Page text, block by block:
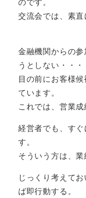
交流会では、素直
金融機関からの
うとしない・・・
目の前にお客様
ています。
これでは、営業
経営者でも、す
す。
そういう方は、業
じっくり考えて
ば即行動する。